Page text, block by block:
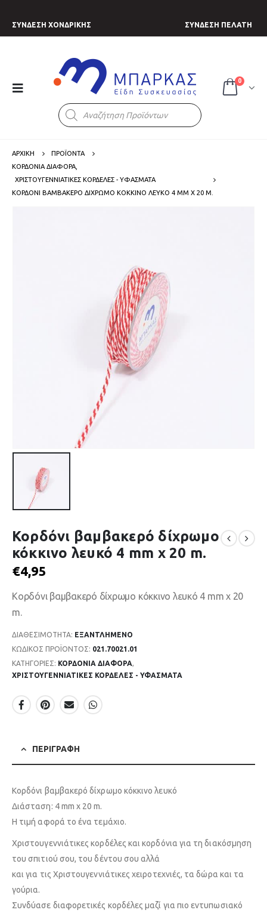
ΣΥΝΔΕΣΗ ΧΟΝΔΡΙΚΗΣ ΣΥΝΔΕΣΗ ΠΕΛΑΤΗ
Products
search
0
ΑΡΧΙΚΗ
ΠΡΟΪΟΝΤΑ
ΚΟΡΔΟΝΙΑ ΔΙΑΦΟΡΑ
ΧΡΙΣΤΟΥΓΕΝΝΙΑΤΙΚΕΣ ΚΟΡΔΕΛΕΣ - ΥΦΑΣΜΑΤΑ
ΚΟΡΔΌΝΙ ΒΑΜΒΑΚΕΡΌ ΔΊΧΡΩΜΟ ΚΌΚΚΙΝΟ ΛΕΥΚΌ 4 MM Χ 20 M.
Κορδόνι βαμβακερό δίχρωμο
κόκκινο λευκό 4 mm χ 20 m.
€4,95
Κορδόνι βαμβακερό δίχρωμο κόκκινο λευκό 4 mm χ 20
m.
ΔΙΑΘΕΣΙΜΌΤΗΤΑ: ΕΞΑΝΤΛΗΜΈΝΟ
ΚΩΔΙΚΌΣ ΠΡΟΪΌΝΤΟΣ: 021.70021.01
ΚΑΤΗΓΟΡΊΕΣ: ΚΟΡΔΟΝΙΑ ΔΙΑΦΟΡΑ,
ΧΡΙΣΤΟΥΓΕΝΝΙΑΤΙΚΕΣ ΚΟΡΔΕΛΕΣ - ΥΦΑΣΜΑΤΑ
ΠΕΡΙΓΡΑΦΉ
Κορδόνι βαμβακερό δίχρωμο κόκκινο λευκό
Διάσταση: 4 mm χ 20 m.
Η τιμή αφορά το ένα τεμάχιο.
Χριστουγεννιάτικες κορδέλες και κορδόνια για τη διακόσμηση
του σπιτιού σου, του δέντου σου αλλά
και για τις Χριστουγεννιάτικες χειροτεχνιές, τα δώρα και τα
γούρια.
Συνδύασε διαφορετικές κορδέλες μαζί για πιο εντυπωσιακό